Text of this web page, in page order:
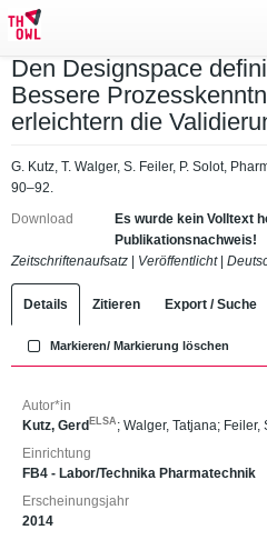
Den Designspace
Bessere
erleichtern die
G. Kutz, T. Walger, S. Feiler, P. Solot,
90–92.
Download
Es wurde kein Volltext
Publikationsnachweis!
Zeitschriftenaufsatz
Veröffentlicht|
Details Zitieren Export / Suche
Markieren/ Markierung löschen
Autor*in
Kutz, Gerd ELSA ; Walger, Tatjana; Feiler,
Einrichtung
FB4 - Labor/Technika Pharmatechnik
Erscheinungsjahr
2014